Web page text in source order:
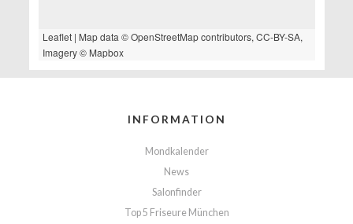
Leaflet| Map data ©OpenStreetMapcontributors, CC-BY-SA,
Imagery © Mapbox
INFORMATION
Mondkalender
News
Salonfinder
Top 5 Friseure München